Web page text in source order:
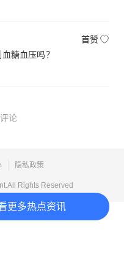
更多热点资讯
首赞
糖血压吗？
论
隐私政策
Rights Reserved